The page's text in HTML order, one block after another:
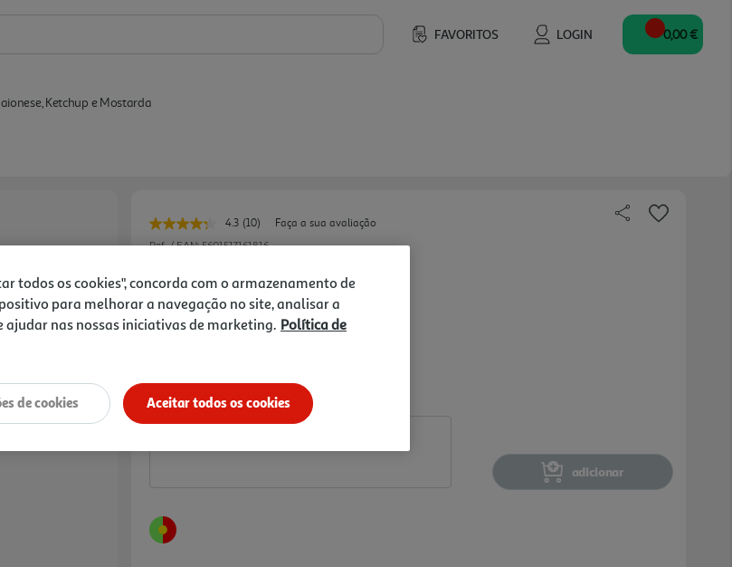
FAVORITOS LOGIN 0,00 €
Ketchup e Mostarda
4.3 Leu
10
para
a
mesma
página.
(10)
Faça a sua avaliação
Ref. / EAN:5601517161816
2.38 €/Lt
Notas de preparação
adicionar
todos os cookies", concorda com o armazenamento de
para melhorar a navegação no site, analisar a
ajudar nas nossas iniciativas de marketing. Política de
Aceitar todos os cookies
de cookies